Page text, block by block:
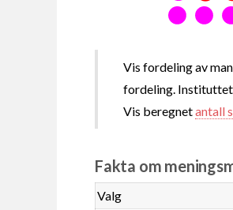
Vis fordeling av
fordeling.
Vis beregnetantall
Fakta om
Valg